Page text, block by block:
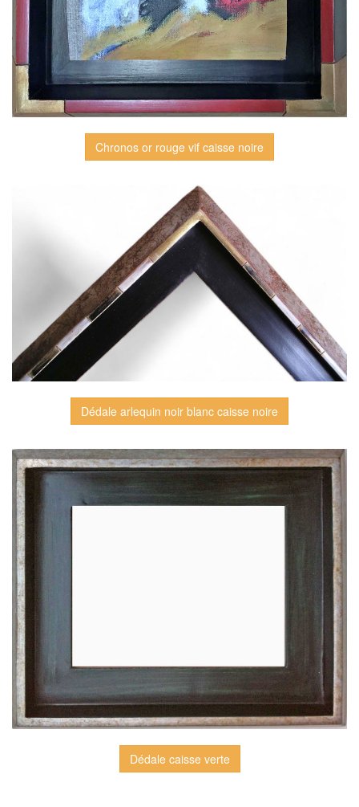
Chronos or rouge vif caisse noire
Dédale arlequin noir blanc caisse noire
Dédale caisse verte